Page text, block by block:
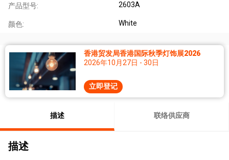
产品型号: 2603A
颜色: White
香港贸发局香港国际秋季灯饰展2026
2026年10月27日 - 30日
立即登记
描述 联络供应商
描述